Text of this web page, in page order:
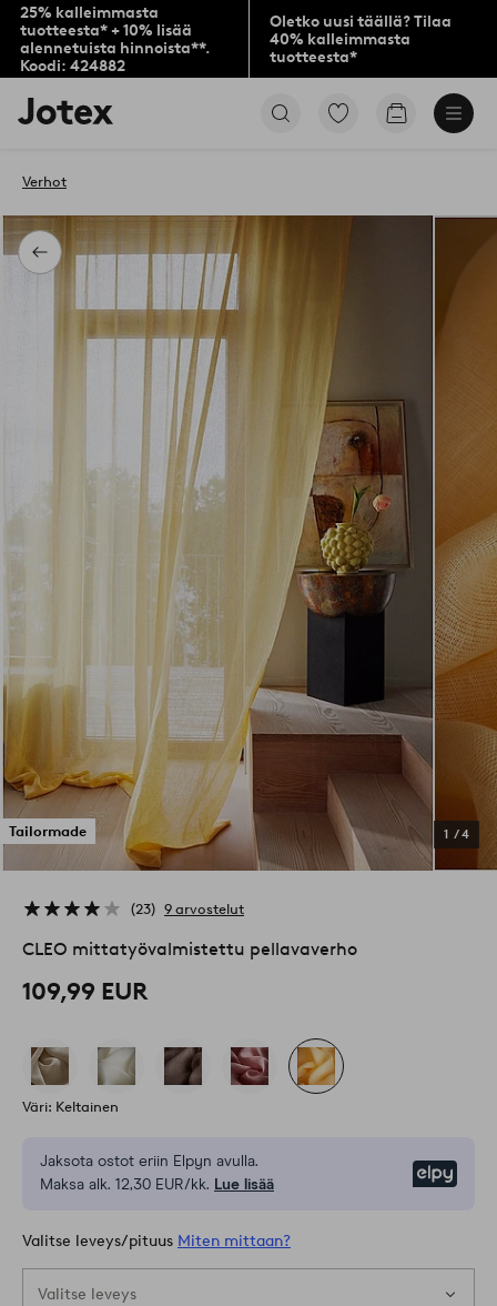
25% kalleimmasta
tuotteesta* + 10% lisää
alennetuista hinnoista**.
Koodi: 424882
Oletko uusi täällä? Tilaa
40% kalleimmasta
tuotteesta*
Jotex-
logo
aloitussivulle
Siirry
Siirry
Takaisin
Verhot
Tailormade 1 /4
23 9 arvostelut
CLEO mittatyövalmistettu pellavaverho
109,99 EUR
Väri: Keltainen
Jaksota ostot eriin Elpyn avulla.
Maksa alk. 12,30 EUR/kk. Lue lisää
Valitse leveys/pituus Miten mittaan?
Valitse leveys